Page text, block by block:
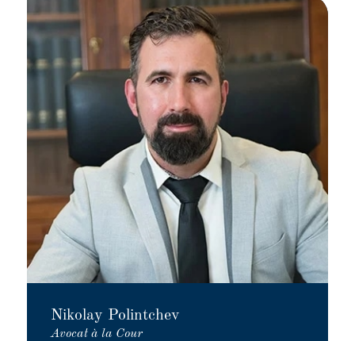
Nikolay Polintchev
Avocat à la Cour